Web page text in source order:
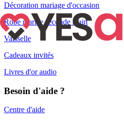
Décoration mariage d'occasion
Robe mariée seconde main
Vaisselle
Cadeaux invités
Livres d'or audio
Besoin d'aide ?
Centre d'aide